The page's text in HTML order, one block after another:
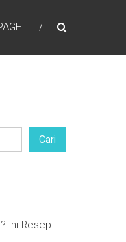
Cari
Ini Resep